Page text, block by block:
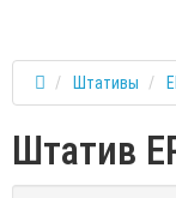
Штативы
Штатив